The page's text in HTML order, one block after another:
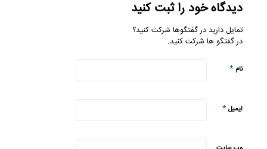
دیدگاه خود را ثبت کنید
تمایل دارید در گفتگوها شرکت کنید؟
در گفتگو ها شرکت کنید.
نام*
ایمیل*